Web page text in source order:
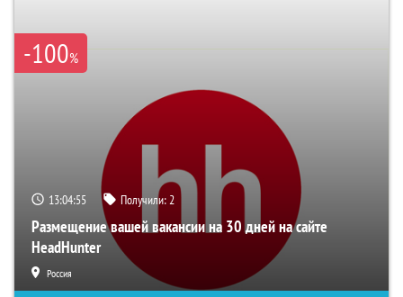
-100%
13:04:54 Получили:2
Размещение вашей вакансии на 30 дней на сайте
HeadHunter
Россия